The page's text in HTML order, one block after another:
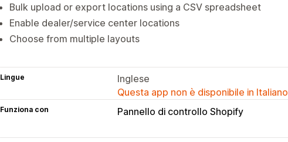
Bulk upload or export locations using a CSV spreadsheet
Enable dealer/service center locations
Choose from multiple layouts
Lingue
Inglese
Questa app non è disponibile in Italiano
Funziona con Pannello di controllo Shopify